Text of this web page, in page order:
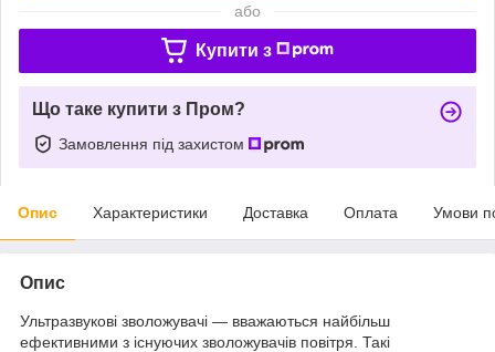
або
Купити з
Що таке купити з Пром?
Замовлення під захистом
Опис Характеристики Доставка Оплата Умови
Опис
Ультразвукові зволожувачі — вважаються найбільш
ефективними з існуючих зволожувачів повітря. Такі